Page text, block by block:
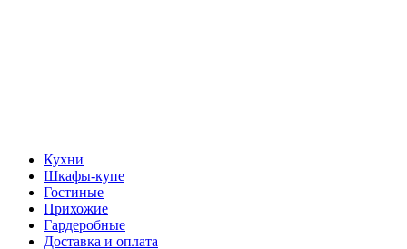
Кухни
Шкафы-купе
Гостиные
Прихожие
Гардеробные
Доставка и оплата